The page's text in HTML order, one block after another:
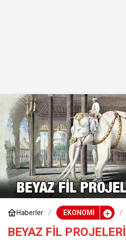
Haberler EKONOMİ
BEYAZ FİL PROJELERİ